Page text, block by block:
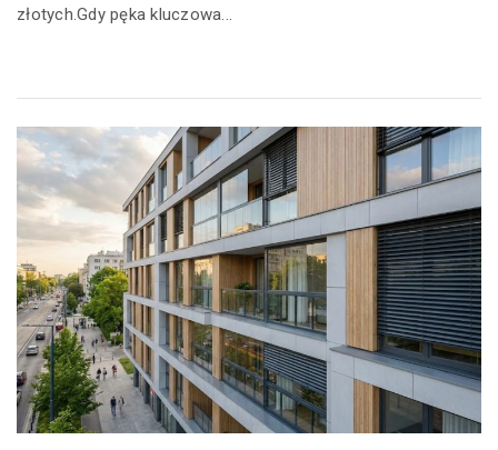
złotych.Gdy pęka kluczowa...